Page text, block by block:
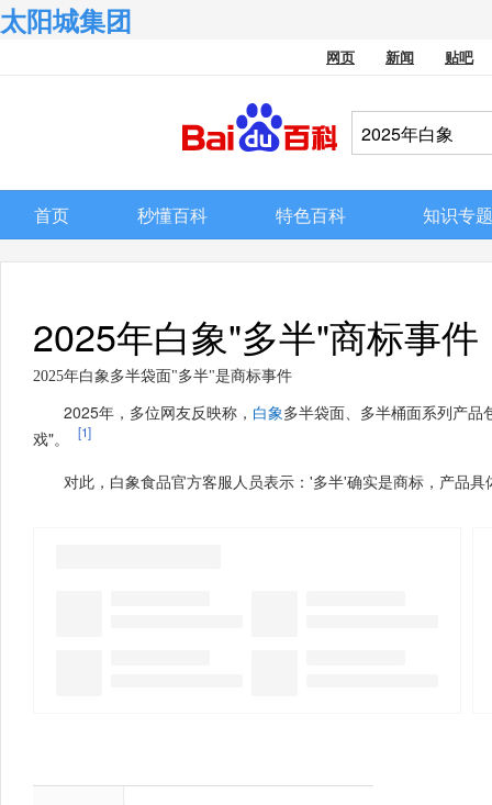
太阳城集团
网页 新闻 贴吧
首页 秒懂百科 特色百科 知识专题
2025年白象"多半"商标事件
2025年白象多半袋面"多半"是商标事件
2025年，多位网友反映称， 白象多半袋面、多半桶面系列产
戏"。
[1]
对此，白象食品官方客服人员表示：'多半'确实是商标，产品